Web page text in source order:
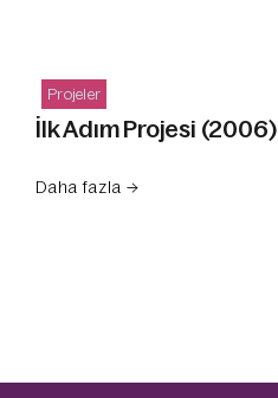
Projeler
İlk Adım Projesi (2006)
Daha fazla →